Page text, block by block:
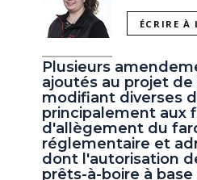
ÉCRIRE À
Plusieurs
ajoutés au projet de
modifiant diverses
principalement aux
d'allègement du
réglementaire et
dont l'autorisation
prêts-à-boire à